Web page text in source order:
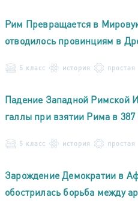
Рим Превращается в
отводилось провинциям в
5 класс история простая
Падение Западной Римской
галлы при взятии Рима в 387
5 класс история простая
Зарождение Демократии в
обострилась борьба между